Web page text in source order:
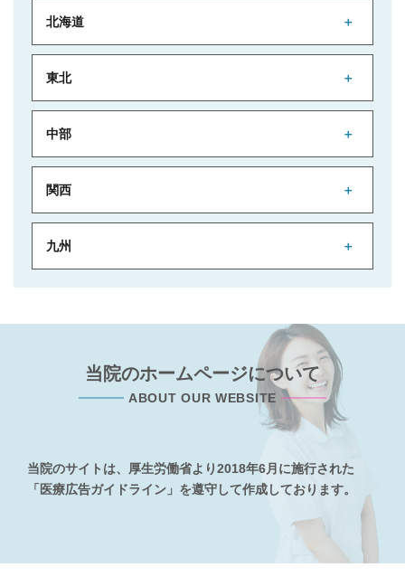
北海道
東北
中部
関西
九州
当院のホームページについて
ABOUT OUR WEBSITE
当院のサイトは、厚生労働省より2018年6月に施行された
「医療広告ガイドライン」を遵守して作成しております。